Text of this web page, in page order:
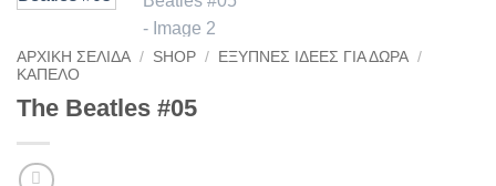
ΑΡΧΙΚΉ ΣΕΛΊΔΑ / SHOP / ΕΞΥΠΝΕΣ ΙΔΕΕΣ ΓΙΑ ΔΩΡΑ /
ΚΑΠΕΛΟ
The Beatles #05